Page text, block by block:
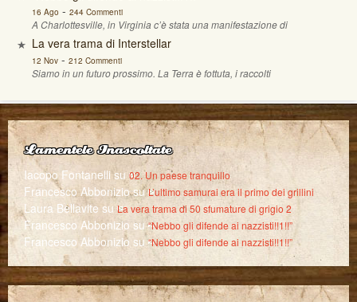
16 Ago - 244 Commenti
A Charlottesville, in Virginia c’è stata una manifestazione di
La vera trama di Interstellar
12 Nov- 212 Commenti
Siamo in un futuro prossimo. La Terra è fottuta, i raccolti
Lamentele Inascoltate
Iacopo Fontanellisu02. Un paese tranquillo
Francesco AbboniziosuL’ultimo samurai era il primo dei grillini
Laura Bellavite su La vera trama di 50 sfumature di grigio 2
Francesco Abbonizio su“Nebbo gli difende ai nazzisti!!1!!”
Francesco Abbonizio su“Nebbo gli difende ai nazzisti!!1!!”